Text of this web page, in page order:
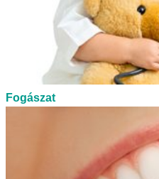
Fogászat